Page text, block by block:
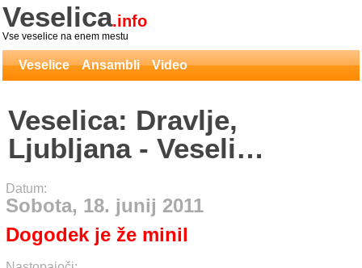
Veselica.info
Vse veselice na enem mestu
Veselice Ansambli Video
Veselica: Dravlje,
Ljubljana - Veseli
Gorenjci
Datum:
Sobota, 18. junij 2011
Dogodek je že minil